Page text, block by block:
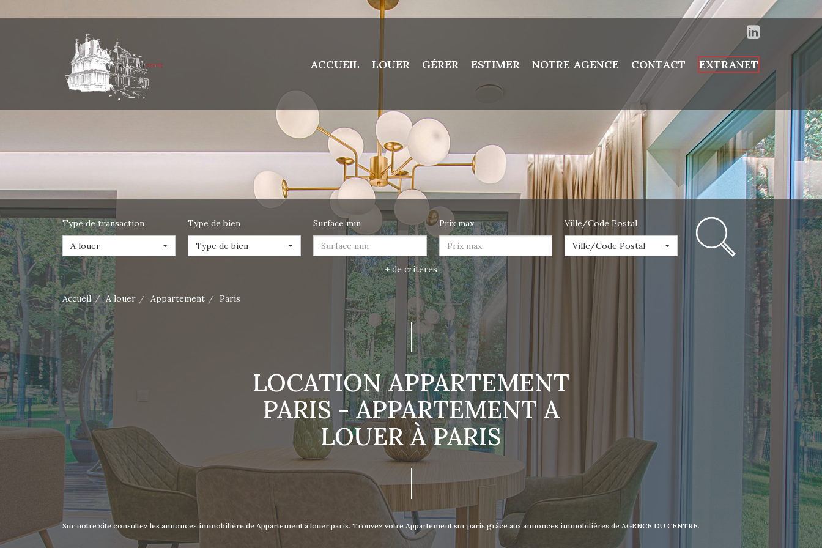
ACCUEIL LOUER GÉRER ESTIMER NOTRE AGENCE CONTACT EXTRANET
Type de transaction
A louer
Type de bien
Type de bien
Surface min Prix max Ville/Code Postal
Ville/Code Postal
+ de critères
Accueil A louer Appartement Paris
LOCATION APPARTEMENT
PARIS - APPARTEMENT A
LOUER À PARIS
Sur notre site consultez les annonces immobilière de Appartement à louer paris. Trouvez votre Appartement sur paris grâce aux annonces immobilières de AGENCE DU CENTRE.